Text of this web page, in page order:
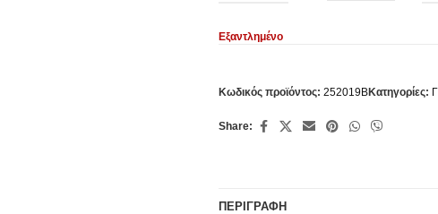
Εξαντλημένο
Κωδικός προϊόντος: 252019BΚατηγορίες:
Share:
ΠΕΡΙΓΡΑΦΉ